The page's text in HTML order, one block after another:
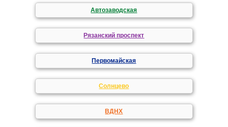
Автозаводская
Рязанский проспект
Первомайская
Солнцево
ВДНХ